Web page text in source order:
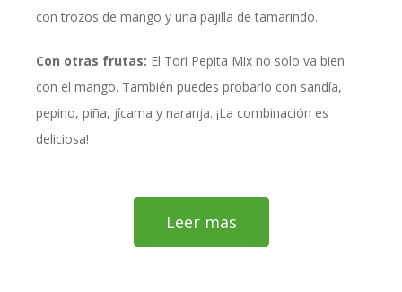
con trozos de mango y una pajilla de tamarindo.
Con otras frutas: El Tori Pepita Mix no solo va bien
con el mango. También puedes probarlo con sandía,
pepino, piña, jícama y naranja. ¡La combinación es
deliciosa!
Leer mas